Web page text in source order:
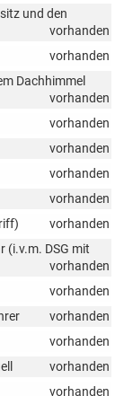
und den
vorhanden
vorhanden
Dachhimmel
vorhanden
vorhanden
vorhanden
vorhanden
vorhanden
vorhanden
(i.v.m. DSG mit
vorhanden
vorhanden
vorhanden
vorhanden
vorhanden
vorhanden